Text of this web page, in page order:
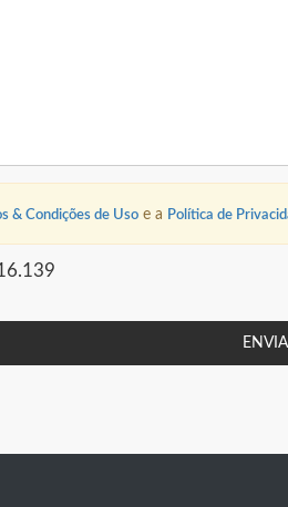
& Condições de Uso e a Política de